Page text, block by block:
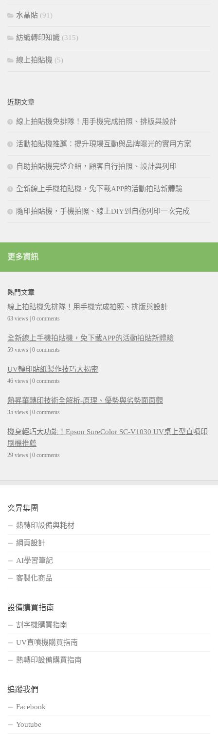
水晶貼 (91)
紡織轉印知識 (315)
線上拍貼機 (5)
近期文章
線上拍貼機免排隊！用手機完成拍照、排版與設計
活動拍貼機推薦：提升現場互動與品牌曝光的實用方案
自助拍貼機完整介紹，顧客自行拍照、設計與列印
全新線上手機拍貼機，免下載APP的活動拍貼新體驗
隨印拍貼機，手機拍照、線上DIY到自動列印一次完成
更多資訊
熱門文章
線上拍貼機免排隊！用手機完成拍照、排版與設計
63 views | 0 comments
全新線上手機拍貼機，免下載APP的活動拍貼新體驗
59 views | 0 comments
UV轉印貼紙製作技巧大揭密
46 views | 0 comments
熱昇華轉印技術全解析-原理、優勢與劣勢面面觀
35 views | 0 comments
機身輕巧大功能！Epson SureColor SC-V1030 UV桌上型直噴印
刷機推薦
29 views | 0 comments
奕昇集團
熱轉印設備與耗材
網頁設計
AI學習筆記
客製化商品
設備購買指南
割字機購買指南
UV直噴機購買指南
熱轉印設備購買指南
追蹤我們
Facebook
Youtube